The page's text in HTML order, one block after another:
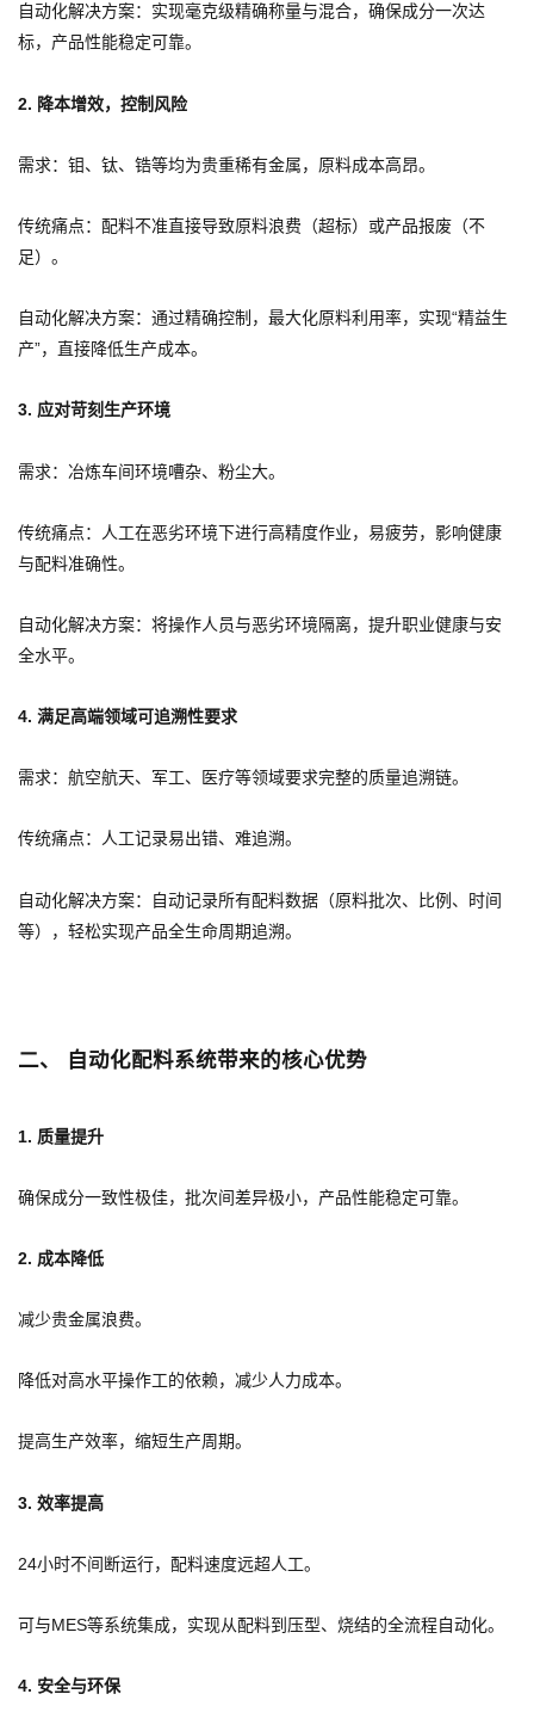
自动化解决方案：实现毫克级精确称量与混合，确保成分一次达
标，产品性能稳定可靠。
2. 降本增效，控制风险
需求：钼、钛、锆等均为贵重稀有金属，原料成本高昂。
传统痛点：配料不准直接导致原料浪费（超标）或产品报废（不
足）。
自动化解决方案：通过精确控制，最大化原料利用率，实现“精益生
产”，直接降低生产成本。
3. 应对苛刻生产环境
需求：冶炼车间环境嘈杂、粉尘大。
传统痛点：人工在恶劣环境下进行高精度作业，易疲劳，影响健康
与配料准确性。
自动化解决方案：将操作人员与恶劣环境隔离，提升职业健康与安
全水平。
4. 满足高端领域可追溯性要求
需求：航空航天、军工、医疗等领域要求完整的质量追溯链。
传统痛点：人工记录易出错、难追溯。
自动化解决方案：自动记录所有配料数据（原料批次、比例、时间
等），轻松实现产品全生命周期追溯。
二、 自动化配料系统带来的核心优势
1. 质量提升
确保成分一致性极佳，批次间差异极小，产品性能稳定可靠。
2. 成本降低
减少贵金属浪费。
降低对高水平操作工的依赖，减少人力成本。
提高生产效率，缩短生产周期。
3. 效率提高
24小时不间断运行，配料速度远超人工。
可与MES等系统集成，实现从配料到压型、烧结的全流程自动化。
4. 安全与环保